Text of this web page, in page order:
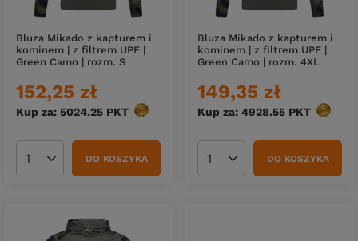
Bluza Mikado z kapturem i
kominem | z filtrem UPF |
Green Camo | rozm. S
152,25 zł
Kup za: 5024.25 PKT punktów
Ilość produktówDO KOSZYKA
Bluza Mikado z kapturem i
kominem | z filtrem UPF |
Green Camo | rozm. 4XL
149,35 zł
Kup za: 4928.55 PKT
Ilość produktówDO KOSZYKA